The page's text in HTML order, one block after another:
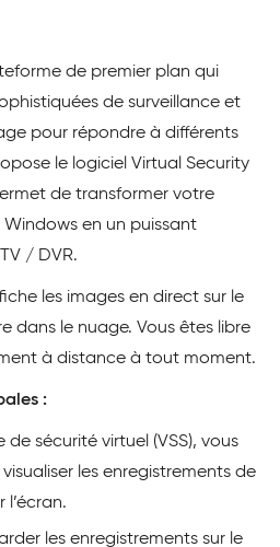
de premier plan qui
de surveillance et
pour répondre à différents
le logiciel Virtual Security
de transformer votre
en un puissant
/ DVR.
les images en direct sur le
dans le nuage. Vous êtes libre
à distance à tout moment.
:
de sécurité virtuel (VSS), vous
les enregistrements de
l’écran.
les enregistrements sur le